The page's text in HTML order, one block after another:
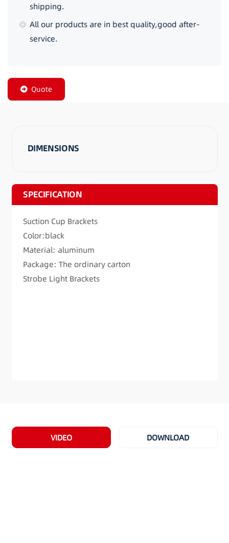
shipping.
All our products are in best quality,good after-
service.
Quote
DIMENSIONS
SPECIFICATION
Suction Cup Brackets
Color:black
Material: aluminum
Package: The ordinary carton
Strobe Light Brackets
VIDEO DOWNLOAD